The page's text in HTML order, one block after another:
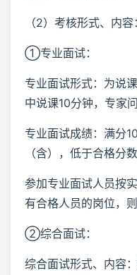
（2）考核形式、内容：
①专业面试：
专业面试形式：为说
中说课10分钟，专家
专业面试成绩：满分
（含），低于合格分
参加专业面试人员按
有合格人员的岗位，
②综合面试：
综合面试形式、内容